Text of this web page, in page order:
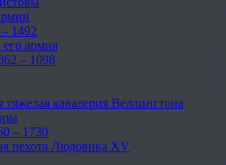
1492
армия
– 1098
тяжелая кавалерия Веллингтона
– 1730
пехота Людовика XV